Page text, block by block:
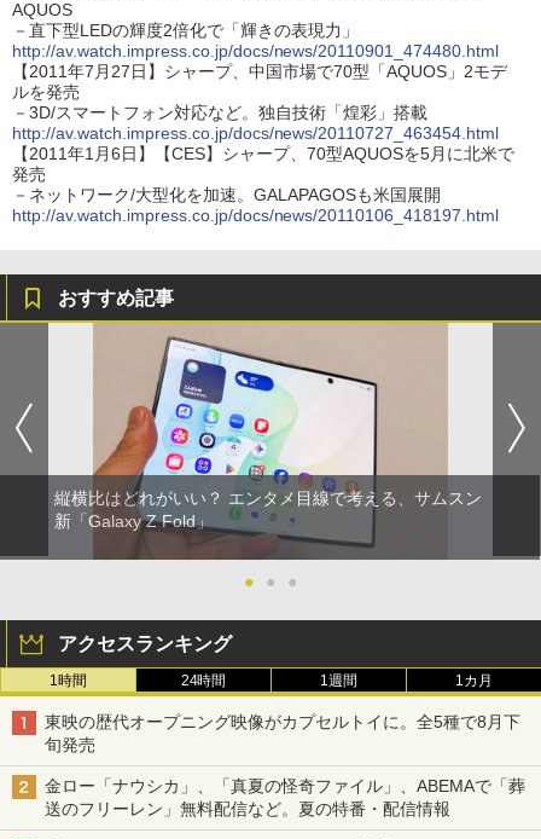
AQUOS
－直下型LEDの輝度2倍化で「輝きの表現力」
http://av.watch.impress.co.jp/docs/news/20110901_474480.html
【2011年7月27日】シャープ、中国市場で70型「AQUOS」2モデ
ルを発売
－3D/スマートフォン対応など。独自技術「煌彩」搭載
http://av.watch.impress.co.jp/docs/news/20110727_463454.html
【2011年1月6日】【CES】シャープ、70型AQUOSを5月に北米で
発売
－ネットワーク/大型化を加速。GALAPAGOSも米国展開
http://av.watch.impress.co.jp/docs/news/20110106_418197.html
おすすめ記事
縦横比はどれがいい？ エンタメ目線で考える、サムスン
新「Galaxy Z Fold」
● ● ●
アクセスランキング
1時間 24時間 1週間 1カ月
東映の歴代オープニング映像がカプセルトイに。全5種で8月下
旬発売
金ロー「ナウシカ」、「真夏の怪奇ファイル」、ABEMAで「葬
送のフリーレン」無料配信など。夏の特番・配信情報